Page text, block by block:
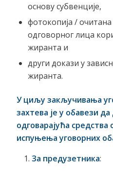
основу субвенције,
фотокопија /
одговорног лица
жиранта и
други докази у
жиранта.
У циљу закључивања
захтева је у обавези
одговарајућа
испуњења уговорних
За предузетника: